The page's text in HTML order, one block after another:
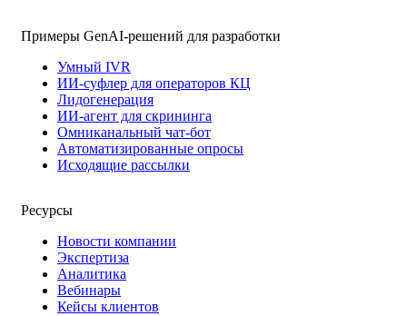
Примеры GenAI-решений для разработки
Умный IVR
ИИ-суфлер для операторов КЦ
Лидогенерация
ИИ-агент для скрининга
Омниканальный чат-бот
Автоматизированные опросы
Исходящие рассылки
Ресурсы
Новости компании
Экспертиза
Аналитика
Вебинары
Кейсы клиентов